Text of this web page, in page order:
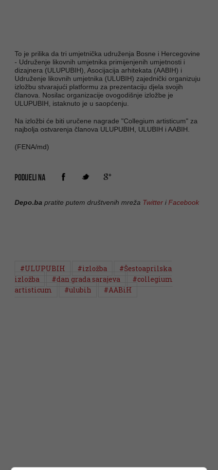
To je prilika da tri umjetnička udruženja Bosne i Hercegovine
- Udruženje likovnih umjetnika primijenjenih umjetnosti i
dizajnera (ULUPUBIH), Asocijacija arhitekata (AABIH) i
Udruženje likovnih umjetnika (ULUBIH) zajednički organizuju
izložbu stvarajući platformu za prezentaciju djela svojih
članova. Nosilac organizacije ovogodišnje izložbe je
ULUPUBIH, istaknuto je u saopćenju.
Na izložbi će biti uručene nagrade "Collegium artisticum" za
najbolja ostvarenja članova ULUPUBIH, ULUBIH i AABIH.
(FENA/md)
PODIJELI NA
Depo.ba pratite putem društvenih mreža Twitter iFacebook
#ULUPUBIH #izložba
#Šestoaprilska
izložba
#dan grada sarajeva
#collegium
artisticum
#ulubih #AABiH